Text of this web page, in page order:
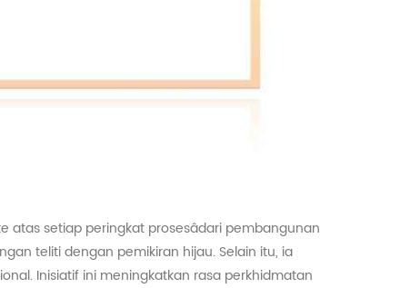
atas setiap peringkat prosesâdari pembangunan
teliti dengan pemikiran hijau. Selain itu, ia
Inisiatif ini meningkatkan rasa perkhidmatan